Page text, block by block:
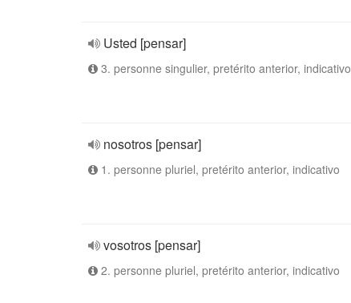
Usted [pensar]
3. personne singulier, pretérito anterior, indicativo
nosotros [pensar]
1. personne pluriel, pretérito anterior, indicativo
vosotros [pensar]
2. personne pluriel, pretérito anterior, indicativo